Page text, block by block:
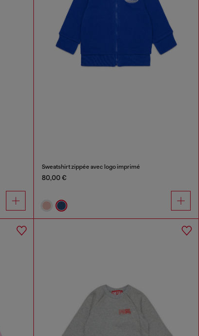
Sweatshirt zippée avec logo imprimé
80,00 €